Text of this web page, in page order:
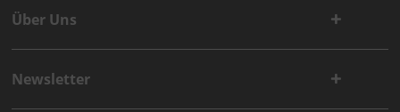
Über Uns
Newsletter